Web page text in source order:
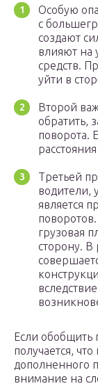
Особую
с
создают
влияют на
средств.
уйти в
Второй
обратить,
поворота.
Третьей
водители,
является
грузовая
сторону. В
Если
получается,
дополненного
внимание на